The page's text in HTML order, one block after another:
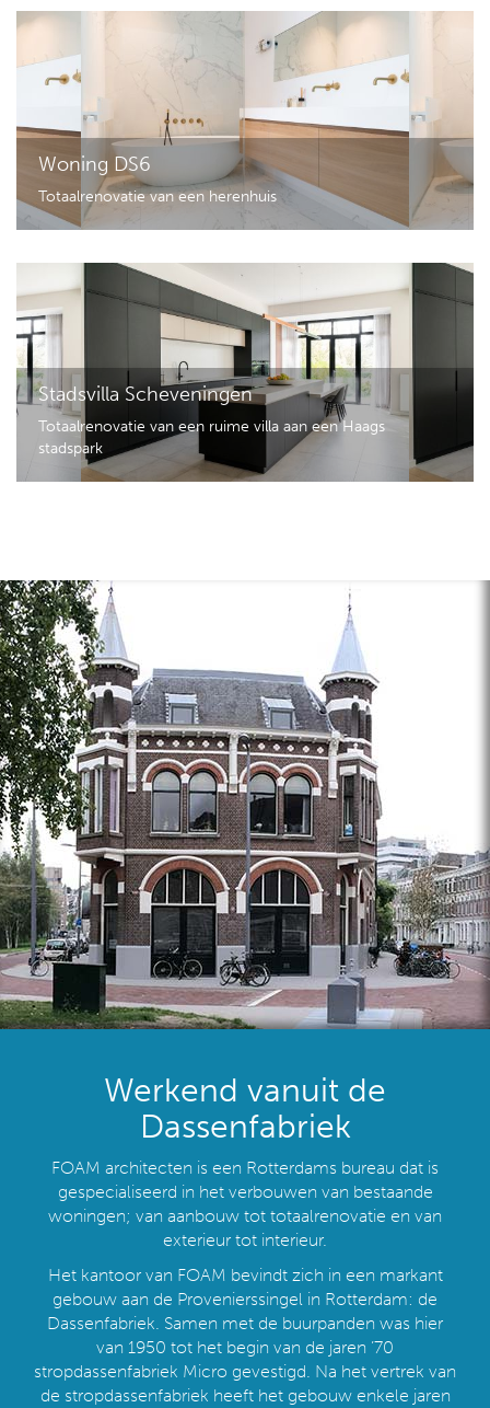
Woning DS6
Totaalrenovatie van een herenhuis
Stadsvilla Scheveningen
Totaalrenovatie van een ruime villa aan een Haags
stadspark
Werkend vanuit de
Dassenfabriek
FOAM architecten is een Rotterdams bureau dat is
gespecialiseerd in het verbouwen van bestaande
woningen; van aanbouw tot totaalrenovatie en van
exterieur tot interieur.
Het kantoor van FOAM bevindt zich in een markant
gebouw aan de Provenierssingel in Rotterdam: de
Dassenfabriek. Samen met de buurpanden was hier
van 1950 tot het begin van de jaren ’70
stropdassenfabriek Micro gevestigd. Na het vertrek van
de stropdassenfabriek heeft het gebouw enkele jaren